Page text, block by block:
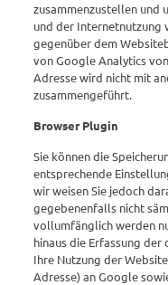
zusammenzustellen und
und der Internetnutzung
gegenüber dem
von Google Analytics
Adresse wird nicht mit
zusammengeführt.
Browser Plugin
Sie können die
entsprechende
wir weisen Sie jedoch
gegebenenfalls nicht
vollumfänglich werden
hinaus die Erfassung
Ihre Nutzung der
Adresse) an Google